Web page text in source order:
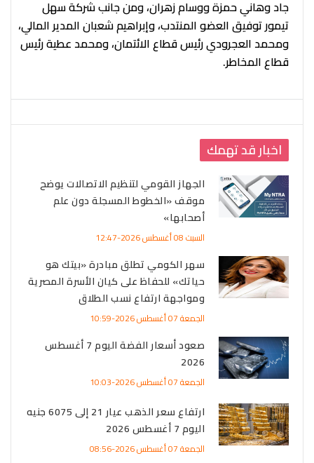
جاد وهاني حمزة ووسام زهران، ومن جانب شركة سهل
تيمور توفيق العضو المنتدب، وإبراهيم شعبان المدير المالي،
ومحمد العجرودي رئيس قطاع الائتمان، ومحمد عطية رئيس
قطاع المخاطر.
اخبار قد تهمك
الجهاز القومي لتنظيم الاتصالات يوضح
موقف «الخطوط المسجلة دون علم
أصحابها»
السبت 08 أغسطس 2026-12:47
سهر الكومي تطلق مبادرة «بيتك هو
حياتك» للحفاظ على كيان الأسرة المصرية
ومواجهة ارتفاع نسب الطلاق
الجمعة 07 أغسطس 2026-10:59
صعود أسعار الفضة اليوم 7 أغسطس
2026
الجمعة 07 أغسطس 2026-10:03
ارتفاع سعر الذهب عيار 21 إلى 6075 جنيه
اليوم 7 أغسطس 2026
الجمعة 07 أغسطس 2026-08:56